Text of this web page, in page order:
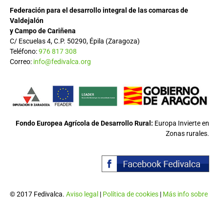
Federación para el desarrollo integral de las comarcas de
Valdejalón
y Campo de Cariñena
C/ Escuelas 4, C.P. 50290, Épila (Zaragoza)
Teléfono:976 817 308
Correo: info@fedivalca.org
Fondo Europea Agrícola de Desarrollo Rural: Europa Invierte en
Zonas rurales.
© 2017 Fedivalca. Aviso legal | Política de cookies | Más info sobre